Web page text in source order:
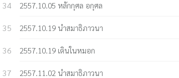
2557.10.05 หลักกุศล อกุศล
2557.10.19 นำสมาธิภาวนา
2557.10.19 เดินในหมอก
2557.11.02 นำสมาธิภาวนา